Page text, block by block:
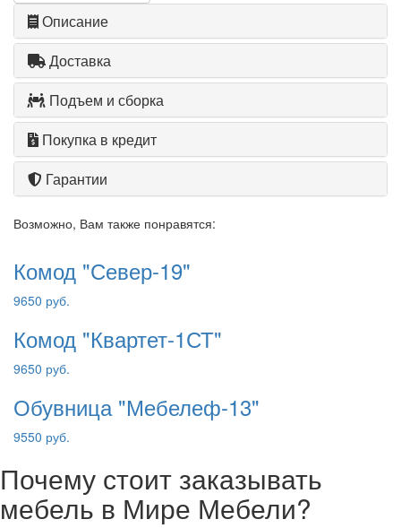
Описание
Доставка
Подъем и сборка
Покупка в кредит
Гарантии
Возможно, Вам также понравятся:
Комод "Север-19"
9650 руб.
Комод "Квартет-1СТ"
9650 руб.
Обувница "Мебелеф-13"
9550 руб.
Почему стоит заказывать
мебель в Мире Мебели?